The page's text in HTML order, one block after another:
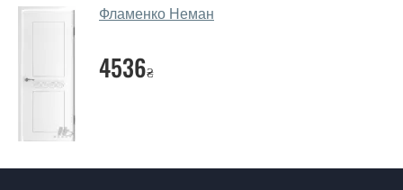
кожного відвідувача.
Так, робимо. Наші фахівці можуть зробити замір та
собою каталоги кольорів та візерунків. Після виміру та
консультації Ви можете оформити заявку, не
Фламенко Неман
4536₴